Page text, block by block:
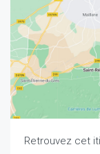
Retrouvez cet